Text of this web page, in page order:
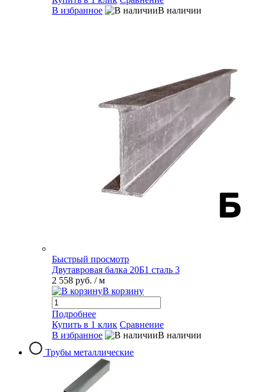
В избранное
В наличии
Быстрый просмотр
Двутавровая балка 20Б1 сталь 3
2 558 руб. / м
В корзину
Подробнее
Купить в 1 клик Сравнение
В избранное
В наличии
Трубы металлические